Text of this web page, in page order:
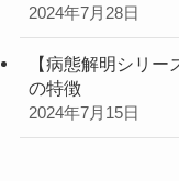
2024年7月28日
【病態解明シリ
の特徴
2024年7月15日